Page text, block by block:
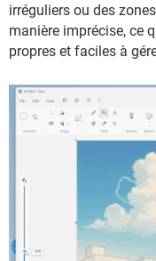
irréguliers ou des
manière imprécise, ce
propres et faciles à